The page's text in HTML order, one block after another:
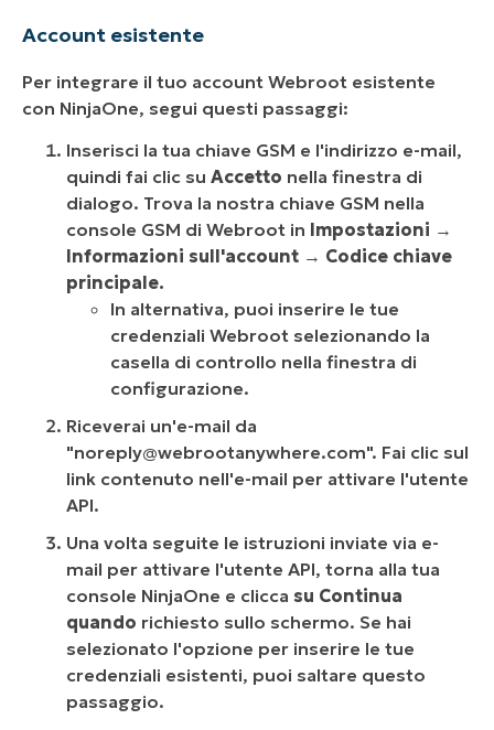
Account esistente
Per integrare il tuo account Webroot esistente
con NinjaOne, segui questi passaggi:
Inserisci la tua chiave GSM e l'indirizzo e-mail,
quindi fai clic su Accetto nella finestra di
dialogo. Trova la nostra chiave GSM nella
console GSM di Webroot in Impostazioni →
Informazioni sull'account → Codice chiave
principale.
In alternativa, puoi inserire le tue
credenziali Webroot selezionando la
casella di controllo nella finestra di
configurazione.
Riceverai un'e-mail da
"noreply@webrootanywhere.com". Fai clic sul
link contenuto nell'e-mail per attivare l'utente
API.
Una volta seguite le istruzioni inviate via e-
mail per attivare l'utente API, torna alla tua
console NinjaOne e clicca su Continua
quando richiesto sullo schermo. Se hai
selezionato l'opzione per inserire le tue
credenziali esistenti, puoi saltare questo
passaggio.